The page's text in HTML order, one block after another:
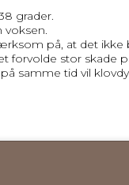
grader.
voksen.
på, at det
forvolde stor skade
samme tid vil